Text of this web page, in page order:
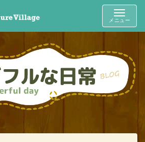
Toggle
メニュー